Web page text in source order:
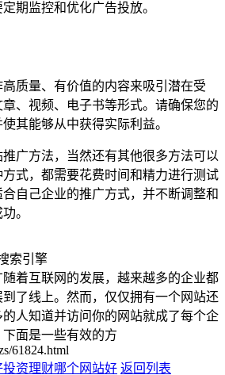
期监控和优化广告投放。
质量、有价值的内容来吸引潜在受
、视频、电子书等形式。请确保您的
其能够从中获得实际利益。
广方法，当然还有其他很多方法可以
式，都需要花费时间和精力进行测试
自己企业的推广方式，并不断调整和
。
索引擎
着互联网的发展，越来越多的企业都
了线上。然而，仅仅拥有一个网站还
人知道并访问你的网站就成了每个企
面是一些有效的方
61824.html
投资理财哪个网站好 返回列表